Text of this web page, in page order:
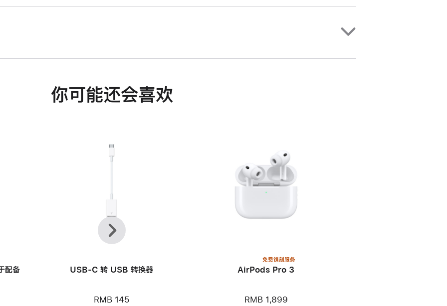
你可能还会喜欢
配备 USB-C 转 USB 转换器
RMB 145
免费镌刻服务
AirPods Pro 3
RMB 1,899
上
一
个
下
一
个